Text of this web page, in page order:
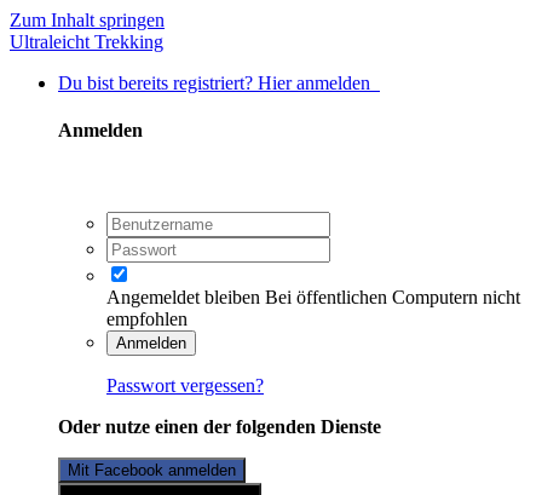
Zum Inhalt springen
Ultraleicht Trekking
Du bist bereits registriert? Hier anmelden
Anmelden
Angemeldet bleiben Bei öffentlichen Computern nicht
empfohlen
Anmelden
Passwort vergessen?
Oder nutze einen der folgenden Dienste
Mit Facebook anmelden